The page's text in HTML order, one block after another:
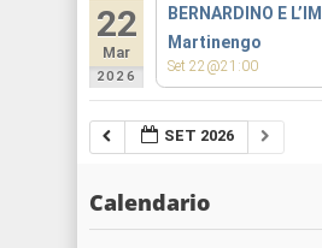
22
Mar
2026
BERNARDINO E
Martinengo
Set 22@21:00
SET 2026
Calendario